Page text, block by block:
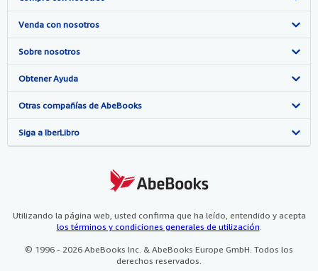
Búsqueda avanzada
Colecciones
Mi cuenta
Mis pedidos
Ver carrito
Venda con nosotros
Comenzar a vender
Únase a nuestro programa de afiliados
Recomiende un vendedor
Sobre nosotros
Sobre IberLibro
Medios
Empleo
Preferencias de cookies
Aviso de cookies
Obtener Ayuda
Preguntas frecuentes y guías
Atención al Cliente
Otras compañías de AbeBooks
AbeBooks.com
AbeBooks.fr
Siga a IberLibro
Utilizando la página web, usted confirma que ha leído, entendido y acepta
los términos y condiciones generales de utilización.
© 1996 - 2026 AbeBooks Inc. & AbeBooks Europe GmbH. Todos los
derechos reservados.